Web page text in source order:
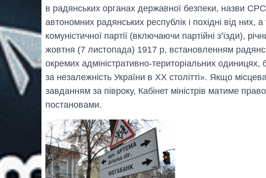
в радянських органах державної безпеки, назви
автономних радянських республік і похідні від них,
комуністичної партії (включаючи партійні з’їзди),
жовтня (7 листопада) 1917 р, встановленням
окремих адміністративно-територіальних
за незалежність України в ХХ столітті». Якщо
завданням за півроку, Кабінет міністрів матиме
постановами.